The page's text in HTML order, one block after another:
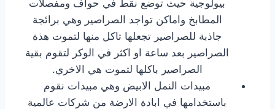
بيولوجية حيث توضع نقط في حواف ومفصلات
المطابخ واماكن تواجد الصراصير وهي برائجة
جاذبة للصراصير تجعلها تاكل منها لتموت هذة
الصراصير بعد ساعة او اكثر في الوكر لتقوم بقية
الصراصير باكلها لتموت هي الاخري.
مبيدات النمل الابيض وهي مبيدات نقوم
باستخدامها في ابادة الارضة من شركات عالمية